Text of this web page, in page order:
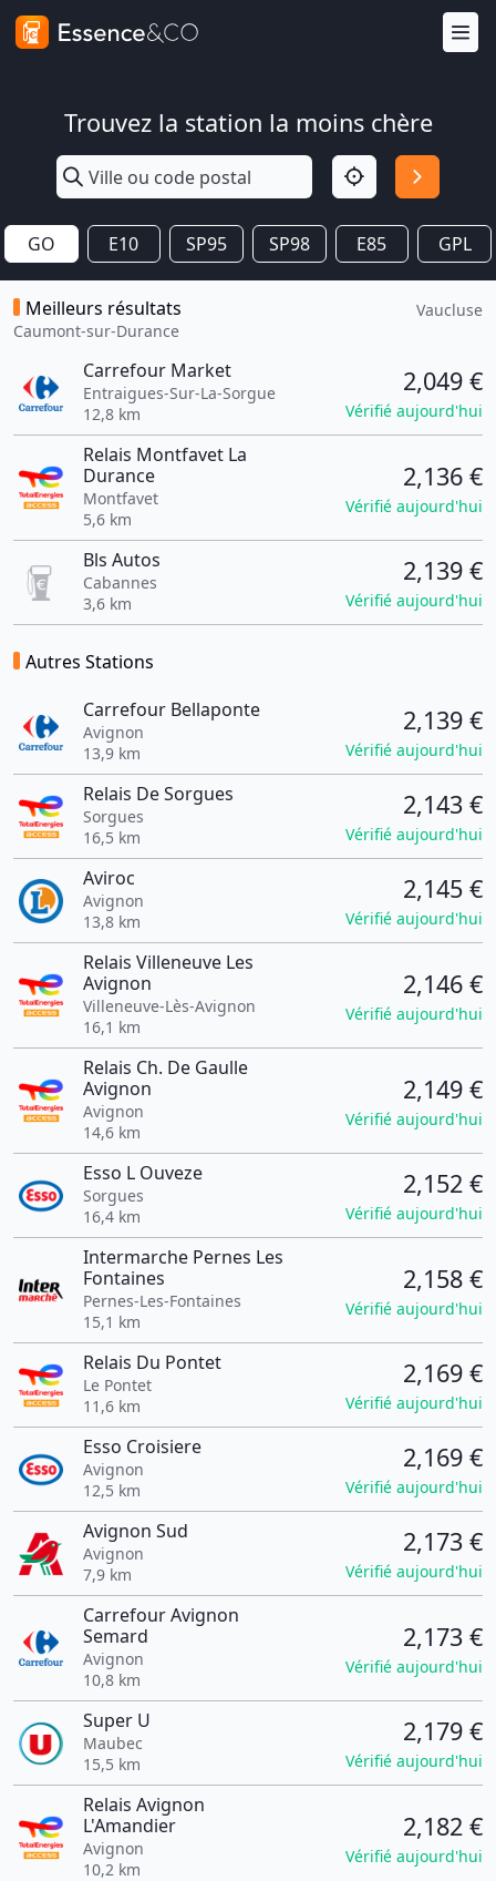
Trouvez la station la moins chère
GO E10 SP95 SP98 E85 GPL
Meilleurs résultats
Caumont-sur-Durance
Vaucluse
Carrefour Market
Entraigues-Sur-La-Sorgue
12,8 km
2,049 €
Vérifié aujourd'hui
Relais Montfavet La
Durance
Montfavet
5,6 km
2,136 €
Vérifié aujourd'hui
Bls Autos
Cabannes
3,6 km
2,139 €
Vérifié aujourd'hui
Autres Stations
Carrefour Bellaponte
Avignon
13,9 km
2,139 €
Vérifié aujourd'hui
Relais De Sorgues
Sorgues
16,5 km
2,143 €
Vérifié aujourd'hui
Aviroc
Avignon
13,8 km
2,145 €
Vérifié aujourd'hui
Relais Villeneuve Les
Avignon
Villeneuve-Lès-Avignon
16,1 km
2,146 €
Vérifié aujourd'hui
Relais Ch. De Gaulle
Avignon
Avignon
14,6 km
2,149 €
Vérifié aujourd'hui
Esso L Ouveze
Sorgues
16,4 km
2,152 €
Vérifié aujourd'hui
Intermarche Pernes Les
Fontaines
Pernes-Les-Fontaines
15,1 km
2,158 €
Vérifié aujourd'hui
Relais Du Pontet
Le Pontet
11,6 km
2,169 €
Vérifié aujourd'hui
Esso Croisiere
Avignon
12,5 km
2,169 €
Vérifié aujourd'hui
Avignon Sud
Avignon
7,9 km
2,173 €
Vérifié aujourd'hui
Carrefour Avignon
Semard
Avignon
10,8 km
2,173 €
Vérifié aujourd'hui
Super U
Maubec
15,5 km
2,179 €
Vérifié aujourd'hui
Relais Avignon
L'Amandier
Avignon
10,2 km
2,182 €
Vérifié aujourd'hui